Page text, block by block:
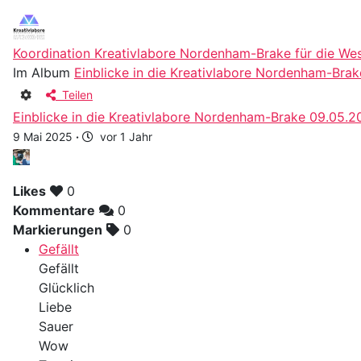
Koordination Kreativlabore Nordenham-Brake für die
Im Album Einblicke in die Kreativlabore Nordenham-
Teilen
Einblicke in die Kreativlabore Nordenham-Brake
9 Mai 2025 · vor 1 Jahr
Likes
0
Kommentare
0
Markierungen
0
Gefällt
Gefällt
Glücklich
Liebe
Sauer
Wow